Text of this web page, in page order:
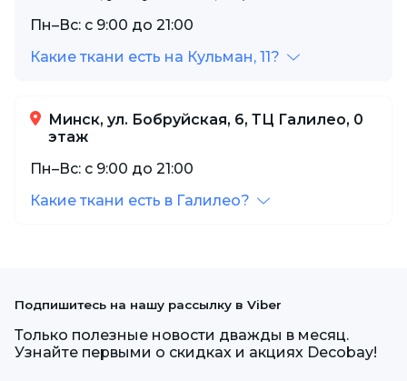
Пн–Вс: с 9:00 до 21:00
Какие ткани есть на Кульман, 11?
Минск, ул. Бобруйская, 6, ТЦ Галилео, 0
этаж
Пн–Вс: с 9:00 до 21:00
Какие ткани есть в Галилео?
Подпишитесь на нашу рассылку в Viber
Только полезные новости дважды в месяц.
Узнайте первыми о скидках и акциях Decobay!